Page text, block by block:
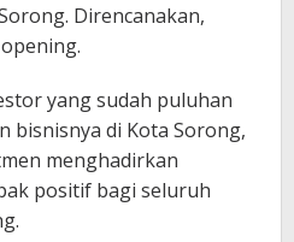
Direncanakan,
yang sudah puluhan
bisnisnya di Kota Sorong,
menghadirkan
positif bagi seluruh